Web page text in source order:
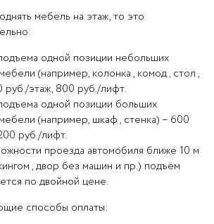
мебель на этаж, то это
одной позиции небольших
(например, колонка , комод , стол ,
руб./этаж, 800 руб./лифт.
одной позиции больших
(например, шкаф , стенка) – 600
руб./лифт.
проезда автомобиля ближе 10 м
, двор без машин и пр.) подъём
по двойной цене.
способы оплаты: